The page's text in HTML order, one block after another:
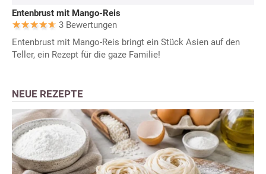
Entenbrust mit Mango-Reis
3 Bewertungen
Entenbrust mit Mango-Reis bringt ein Stück Asien auf den
Teller, ein Rezept für die gaze Familie!
NEUE REZEPTE